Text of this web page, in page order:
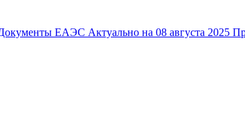
ЕАЭС Актуально на 08 августа 2025